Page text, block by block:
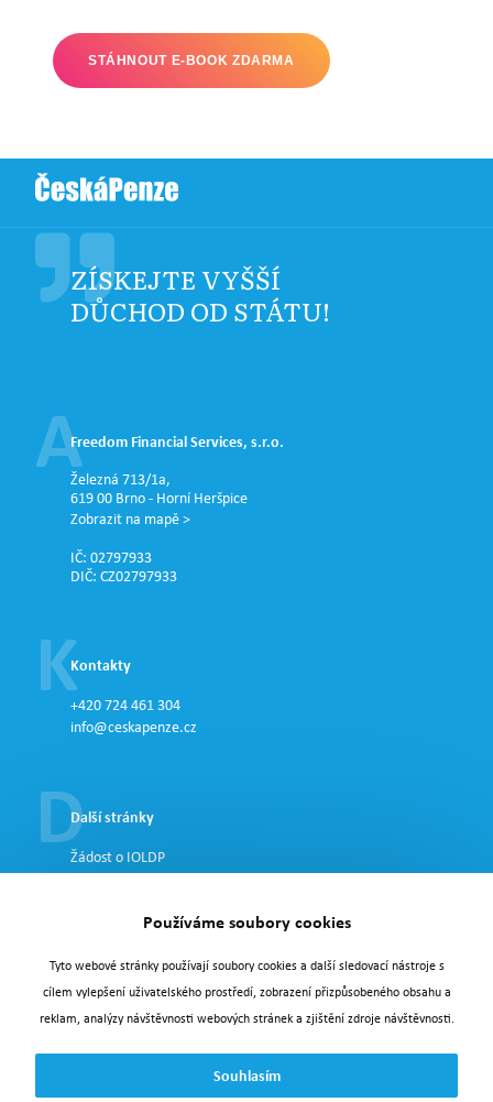
Používáme soubory cookies
Tyto webové stránky používají soubory cookies a další sledovací nástroje s
cílem vylepšení uživatelského prostředí, zobrazení přizpůsobeného obsahu a
reklam, analýzy návštěvnosti webových stránek a zjištění zdroje návštěvnosti.
Souhlasím
STÁHNOUT E-BOOK ZDARMA
ZÍSKEJTE VYŠŠÍ
DŮCHOD OD STÁTU!
Freedom Financial Services, s.r.o.
Železná 713/1a,
619 00 Brno - Horní Heršpice
Zobrazit na mapě >
IČ: 02797933
DIČ: CZ02797933
Kontakty
+420 724 461 304
info@ceskapenze.cz
Další stránky
Žádost o IOLDP
GDPR
Zdravotní pomůcky|